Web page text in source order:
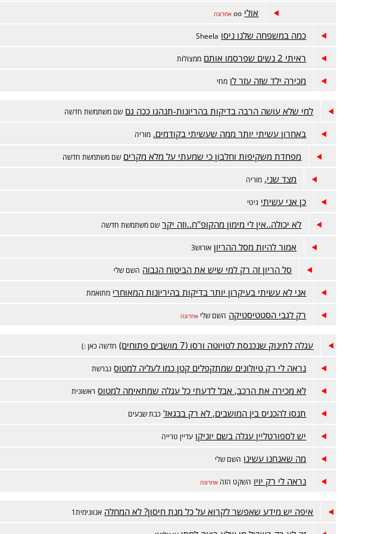
אולי oo אחרונה
כמה במשפחה שלנו ניסו Sheela
ראיתי 2 נשים שפרסמו אותם ממצולות
מכירה ילד שזה עזר לו מחי
למי שלא עושה הרבה בדיקות בהריונות-תנהגו ככה גם שם משתמשת חדשה
באחרון עשיתי יותר ממה שעשיתי בקודמים. מוריה
מפחדת משקיפות וחלבון כי שמעתי על מלא מקרים שם משתמשת חדשה
מצד שני, מוריה
כן אני עשיתי גיטי
לא יכולה..אין לי מימון מהקופ''ח..וזה יקר שם משתמשת חדשה
אמור להיות מסל ההריון אורוש3
סל הריון זה רק למי שיש את הביטוח הגבוה השם שלי
אני לא עשיתי בעיקרון יותר בדיקות בהיריונות המאוחרי מתואמת
רק לגבי הסטטיסטיקה השם שלי אחרונה
עגלה לתינוק שנכנסת לטויוטה ורסו (7 מושבים פתוחים) חדשה כאן :)
נראה לי רק טיולונים שמתקפלים קטן כמו לעליה למטוס נברשת
לא מכירה את הרכב, אבל לדעתי כל עגלה שמתאימה למטוס ראשונית
תנסו להכניס בין המושבים, לא רק בבגאז' כבת שבעים
יש לספורטליין עגלה בשם יוניקו עדיין טרייה
מה שאנחנו עשינו השם שלי
נראה לי רק יויו השקט הזה אחרונה
איפה יש מידע שאפשר לקרוא על כל מנת חיסון? לא המחלה אנוונימית1